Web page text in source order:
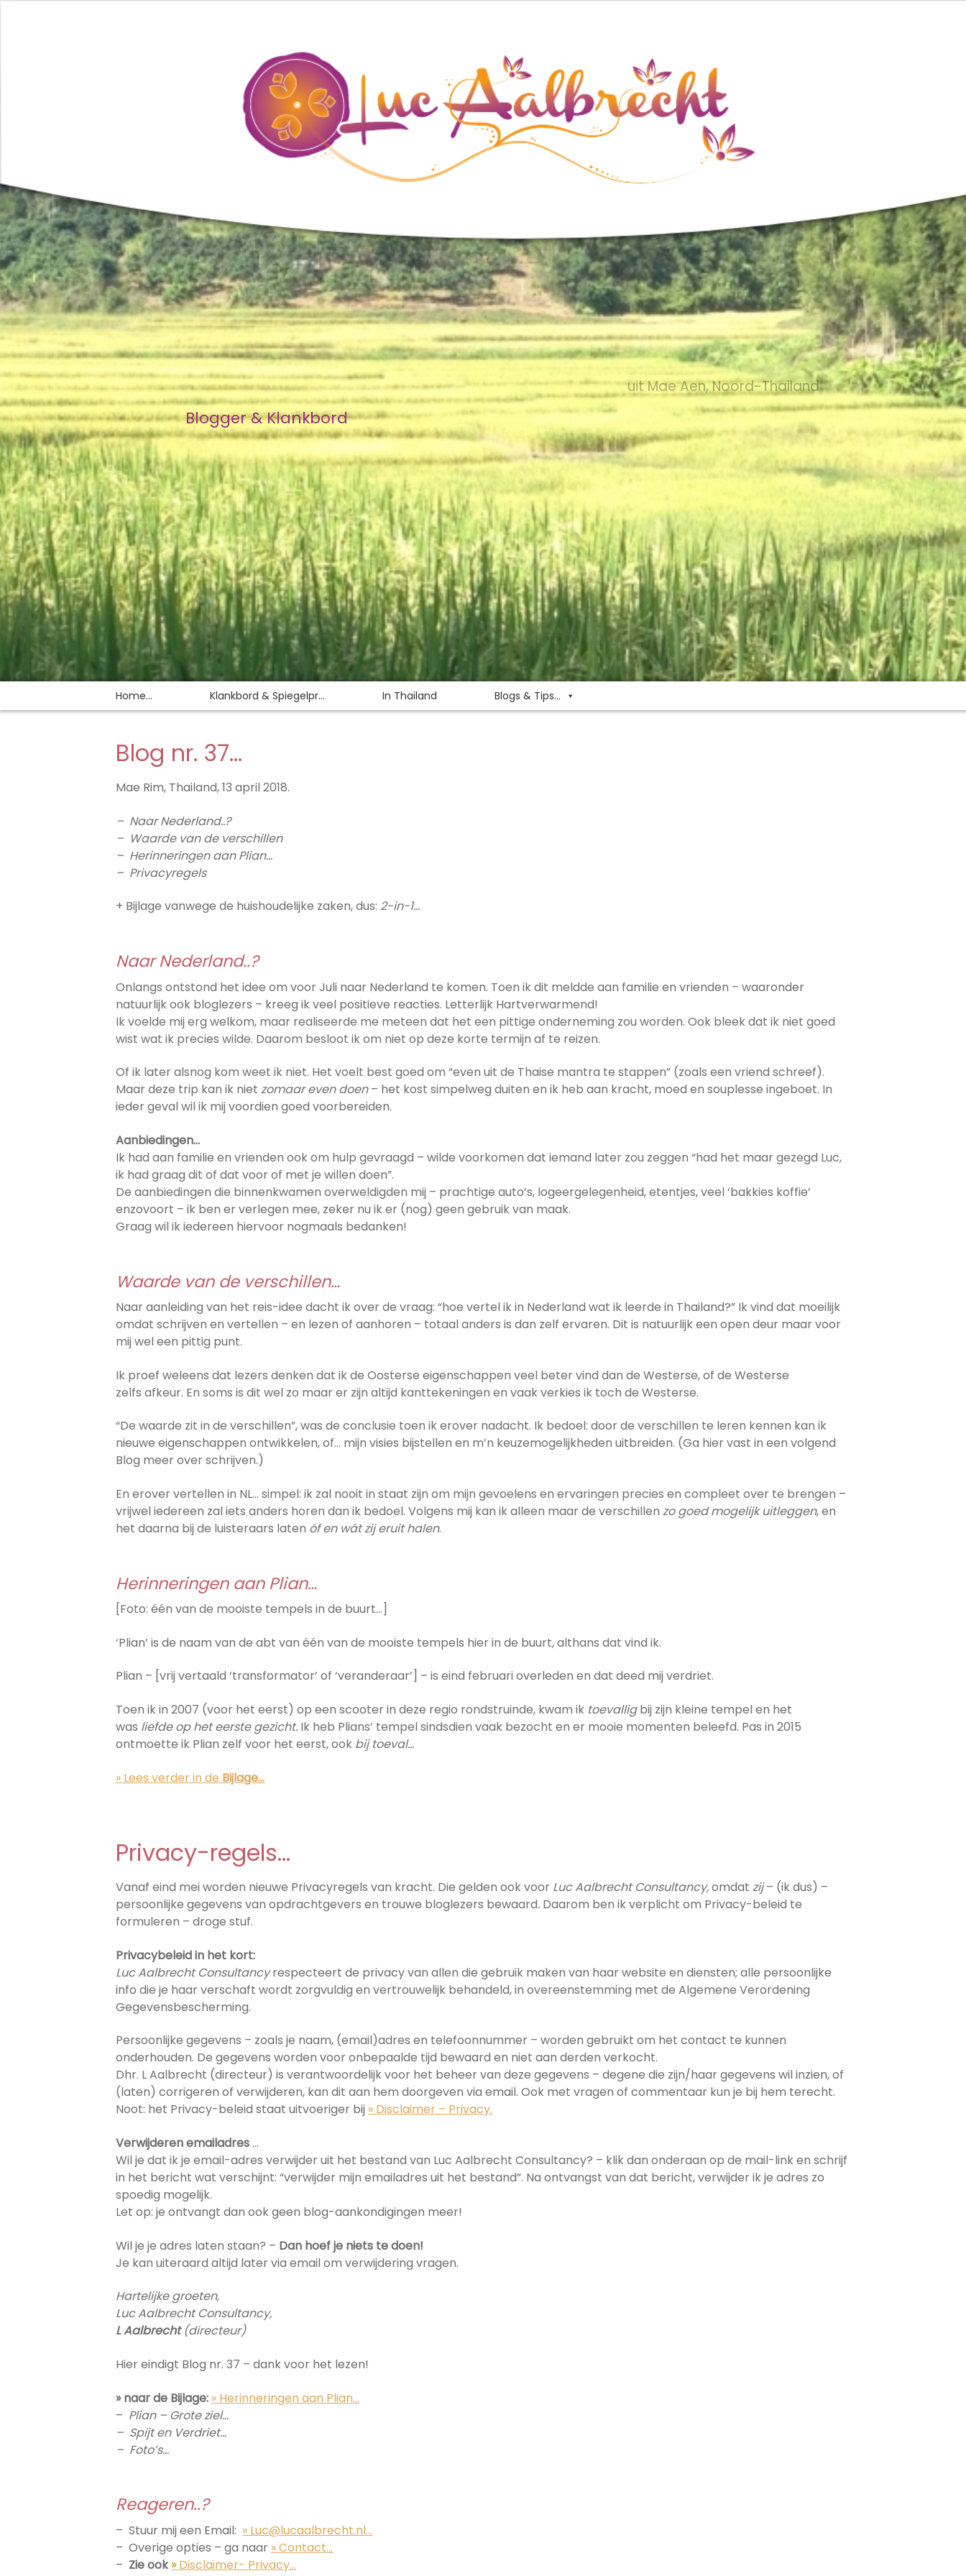
Blogger & Klankbord
uit Mae Aen, Noord-Thailand
Home… Klankbord & Spiegelpr... In Thailand Blogs & Tips...
Blog nr. 37…
Mae Rim, Thailand, 13 april 2018.
– Naar Nederland..?
– Waarde van de verschillen
– Herinneringen aan Plian…
– Privacyregels
+ Bijlage vanwege de huishoudelijke zaken, dus: 2-in-1…
Naar Nederland..?
Onlangs ontstond het idee om voor Juli naar Nederland te komen. Toen ik dit meldde aan familie en vrienden – waaronder
natuurlijk ook bloglezers – kreeg ik veel positieve reacties. Letterlijk Hartverwarmend!
Ik voelde mij erg welkom, maar realiseerde me meteen dat het een pittige onderneming zou worden. Ook bleek dat ik niet goed
wist wat ik precies wilde. Daarom besloot ik om niet op deze korte termijn af te reizen.
Of ik later alsnog kom weet ik niet. Het voelt best goed om “even uit de Thaise mantra te stappen” (zoals een vriend schreef).
Maar deze trip kan ik nietzomaar even doen– het kost simpelweg duiten en ik heb aan kracht, moed en souplesse ingeboet. In
ieder geval wil ik mij voordien goed voorbereiden.
Aanbiedingen…
Ik had aan familie en vrienden ook om hulp gevraagd – wilde voorkomen dat iemand later zou zeggen “had het maar gezegd Luc,
ik had graag dit of dat voor of met je willen doen”.
De aanbiedingen die binnenkwamen overweldigden mij – prachtige auto’s, logeergelegenheid, etentjes, veel ‘bakkies koffie’
enzovoort – ik ben er verlegen mee, zeker nu ik er (nog) geen gebruik van maak.
Graag wil ik iedereen hiervoor nogmaals bedanken!
Waarde van de verschillen…
Naar aanleiding van het reis-idee dacht ik over de vraag: “hoe vertel ik in Nederland wat ik leerde in Thailand?” Ik vind dat moeilijk
omdat schrijven en vertellen – en lezen of aanhoren – totaal anders is dan zelf ervaren. Dit is natuurlijk een open deur maar voor
mij wel een pittig punt.
Ik proef weleens dat lezers denken dat ik de Oosterse eigenschappen veel beter vind dan de Westerse, of de Westerse
zelfs afkeur. En soms is dit wel zo maar er zijn altijd kanttekeningen en vaak verkies ik toch de Westerse.
“De waarde zit in de verschillen”, was de conclusie toen ik erover nadacht. Ik bedoel: door de verschillen te leren kennen kan ik
nieuwe eigenschappen ontwikkelen, of… mijn visies bijstellen en m’n keuzemogelijkheden uitbreiden. (Ga hier vast in een volgend
Blog meer over schrijven.)
En erover vertellen in NL… simpel: ik zal nooit in staat zijn om mijn gevoelens en ervaringen precies en compleet over te brengen –
vrijwel iedereen zal iets anders horen dan ik bedoel. Volgens mij kan ik alleen maar de verschillenzo goed mogelijk uitleggen, en
het daarna bij de luisteraars laten óf en wát zij eruit halen.
Herinneringen aan Plian…
[Foto: één van de mooiste tempels in de buurt…]
‘Plian’ is de naam van de abt van één van de mooiste tempels hier in de buurt, althans dat vind ik.
Plian – [vrij vertaald ‘transformator’ of ‘veranderaar’] – is eind februari overleden en dat deed mij verdriet.
Toen ik in 2007 (voor het eerst) op een scooter in deze regio rondstruinde, kwam ik toevalligbij zijn kleine tempel en het
was liefde op het eerste gezicht. Ik heb Plians’ tempel sindsdien vaak bezocht en er mooie momenten beleefd. Pas in 2015
ontmoette ik Plian zelf voor het eerst, ook bij toeval…
» Lees verder in de Bijlage…
Privacy-regels…
Vanaf eind mei worden nieuwe Privacyregels van kracht. Die gelden ook voor Luc Aalbrecht Consultancy,omdatzij– (ik dus) –
persoonlijke gegevens van opdrachtgevers en trouwe bloglezers bewaard. Daarom ben ik verplicht om Privacy-beleid te
formuleren – droge stuf.
Privacybeleid in het kort:
Luc Aalbrecht Consultancyrespecteert de privacy van allen die gebruik maken van haar website en diensten; alle persoonlijke
info die je haar verschaft wordt zorgvuldig en vertrouwelijk behandeld, in overeenstemming met de Algemene Verordening
Gegevensbescherming.
Persoonlijke gegevens – zoals je naam, (email)adres en telefoonnummer – worden gebruikt om het contact te kunnen
onderhouden. De gegevens worden voor onbepaalde tijd bewaard en niet aan derden verkocht.
Dhr. L Aalbrecht (directeur) is verantwoordelijk voor het beheer van deze gegevens – degene die zijn/haar gegevens wil inzien, of
(laten) corrigeren of verwijderen, kan dit aan hem doorgeven via email. Ook met vragen of commentaar kun je bij hem terecht.
Noot: het Privacy-beleid staat uitvoeriger bij » Disclaimer – Privacy.
Verwijderen emailadres…
Wil je dat ik je email-adres verwijder uit het bestand van Luc Aalbrecht Consultancy? – klik dan onderaan op de mail-link en schrijf
in het bericht wat verschijnt: “verwijder mijn emailadres uit het bestand”. Na ontvangst van dat bericht, verwijder ik je adres zo
spoedig mogelijk.
Let op: je ontvangt dan ook geen blog-aankondigingen meer!
Wil je je adres laten staan? – Dan hoef je niets te doen!
Je kan uiteraard altijd later via email om verwijdering vragen.
Hartelijke groeten,
Luc Aalbrecht Consultancy,
L Aalbrecht(directeur)
Hier eindigt Blog nr. 37 – dank voor het lezen!
» naar de Bijlage: » Herinneringen aan Plian…
– Plian – Grote ziel…
– Spijt en Verdriet…
– Foto’s…
Reageren..?
– Stuur mij een Email: » Luc@lucaalbrecht.nl…
– Overige opties – ga naar » Contact…
– Zie ook»Disclaimer- Privacy…